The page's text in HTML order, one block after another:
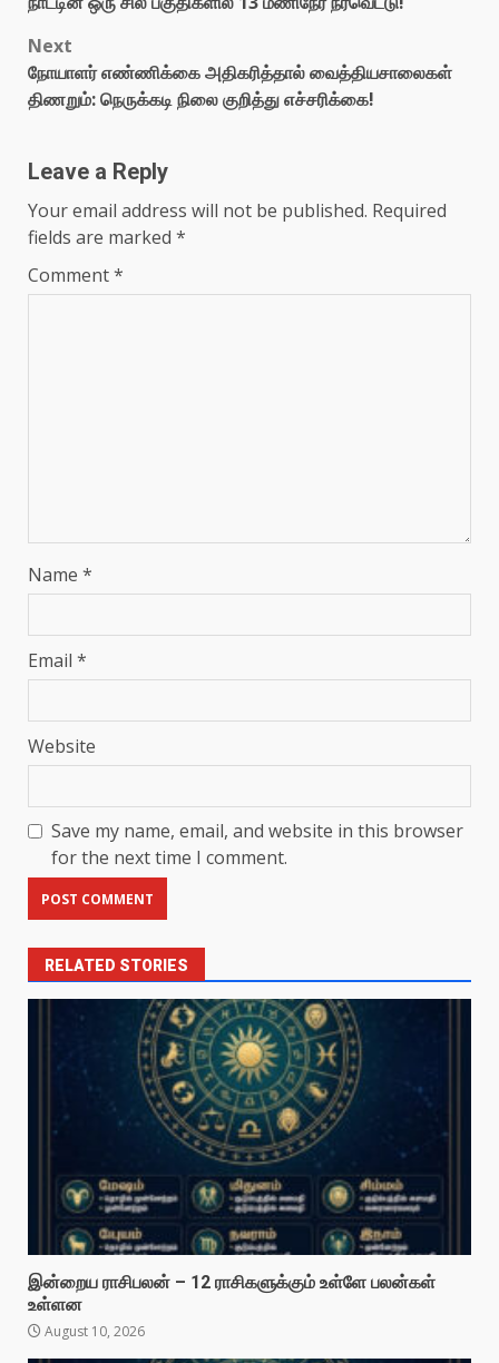
Next
நோயாளர் எண்ணிக்கை அதிகரித்தால் வைத்தியசாலைகள்
திணறும்: நெருக்கடி நிலை குறித்து எச்சரிக்கை!
Leave a Reply
Your email address will not be published. Required
fields are marked *
Comment*
Name *
Email *
Website
Save my name, email, and website in this browser
for the next time I comment.
RELATED STORIES
இன்றைய ராசிபலன் – 12 ராசிகளுக்கும் உள்ளே பலன்கள்
உள்ளன
August 10, 2026